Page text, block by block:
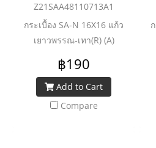
Z21SAA48110713A1
กระเบื้อง SA-N 16X16 แก้ว
เยาวพรรณ-เทา(R) (A)
฿190
Add to Cart
Compare